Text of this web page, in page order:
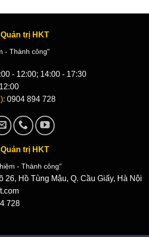
trị HKT
- Thành công"
- 12:00; 14:00 - 17:30
0904 894 728
trị HKT
- Thành công"
26, Hồ Tùng Mậu, Q. Cầu Giấy, Hà Nội
728